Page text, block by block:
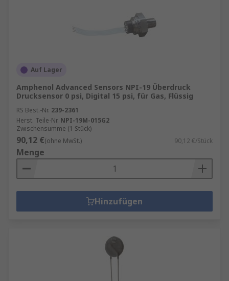
Auf Lager
Amphenol Advanced Sensors NPI-19 Überdruck
Drucksensor 0 psi, Digital 15 psi, für Gas, Flüssig
RS Best.-Nr. 239-2361
Herst. Teile-Nr. NPI-19M-015G2
Zwischensumme (1 Stück)
90,12 €(ohne MwSt.) 90,12 €/Stück
Menge
Hinzufügen